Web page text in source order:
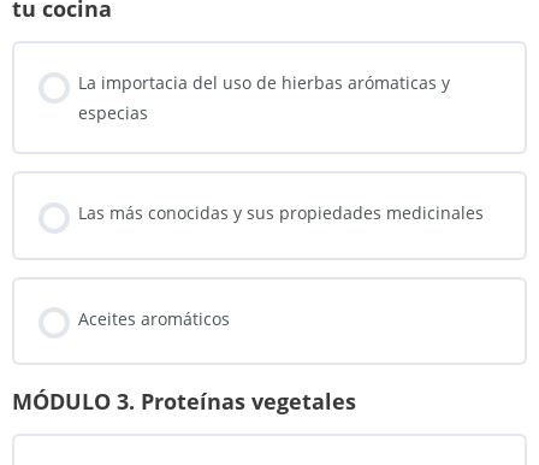
0% COMPLETADO
Harina de garbanzos
Harina de algarroba
tu cocina
La importacia del uso de hierbas arómaticas y
especias
Las más conocidas y sus propiedades medicinales
Aceites aromáticos
MÓDULO 3. Proteínas vegetales